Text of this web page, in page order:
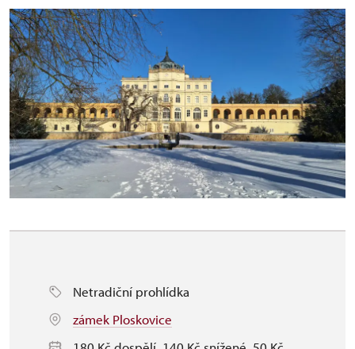
Netradiční prohlídka
zámek Ploskovice